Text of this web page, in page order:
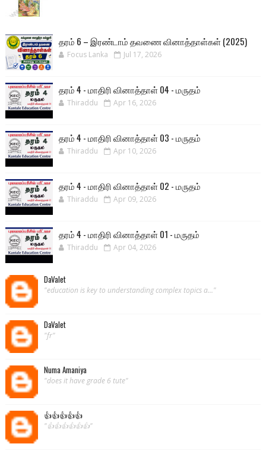
தரம் 6 – இரண்டாம் தவணை வினாத்தாள்கள் (2025)
Focus Lanka Jul 17, 2026
தரம் 4 - மாதிரி வினாத்தாள் 04 - மருதம்
Thiraddu Apr 16, 2026
தரம் 4 - மாதிரி வினாத்தாள் 03 - மருதம்
Thiraddu Apr 10, 2026
தரம் 4 - மாதிரி வினாத்தாள் 02 - மருதம்
Thiraddu Apr 09, 2026
தரம் 4 - மாதிரி வினாத்தாள் 01 - மருதம்
Thiraddu Apr 04, 2026
DaValet
"education is key to understanding complex topics a..."
DaValet
"fr"
Numa Amaniya
"does it have grade 6 tute"
👍👍👍👍👍
"👍👍👍👍👍👍"